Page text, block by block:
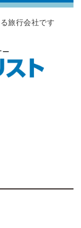
旅行会社です